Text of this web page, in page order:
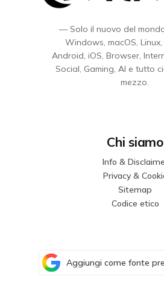
— Solo il nuovo del
Windows, macOS, Linux,
Android, iOS, Browser,
Social, Gaming, AI e tutto
mezzo.
Chi siamo
Info &
Privacy &
Sitemap
Codice etico
Aggiungi come fonte